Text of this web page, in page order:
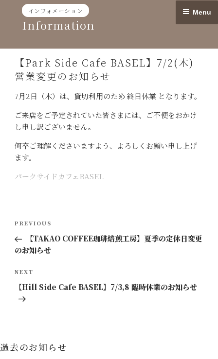
content
Menu
インフォメーション
Information
【Park Side Cafe BASEL】7/2(木)
営業変更のお知らせ
7月2日（木）は、貸切利用のため 終日休業 となります。
ご来店をご予定されていた皆さまには、ご不便をおかけ
し申し訳ございません。
何卒ご理解くださいますよう、よろしくお願い申し上げ
ます。
パークサイドカフェBASEL
ナ
ビ
ゲ
ー
シ
Previous
Post
PREVIOUS
【TAKAO COFFEE珈琲焙煎工房】夏季の定休日変更
のお知らせ
Next
Post
NEXT
【Hill Side Cafe BASEL】7/3,8 臨時休業のお知らせ
過去のお知らせ